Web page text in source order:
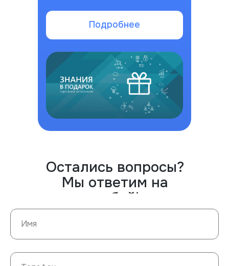
Подробнее
Остались вопросы?
Мы ответим на
любой!